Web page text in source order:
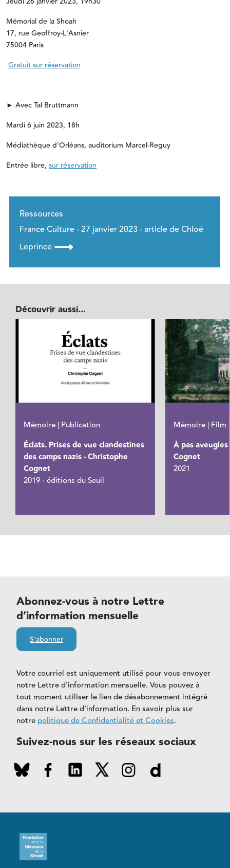
Mémorial de la Shoah
17, rue Geoffroy-L'Asnier
75004 Paris
Gratuit sur réservation
► Avec Tal Bruttmann
Mardi 6 juin 2023, 18h
Médiathèque d'Orléans, auditorium Marcel-Reguy
Entrée libre, sur réservation
Ressources
France Culture - 27 janvier 2023 - article de Chloé
Leprince ⟶
Découvrir aussi...
Mémoire | Publication
Éclats. Prises de vue clandestines
des camps nazis - Christophe
Cognet
2019 - éditions du Seuil
Mémoire | Film
À pas
Cognet
2021
Abonnez-vous à notre Lettre
d’information mensuelle
S'abonner
Votre courriel est uniquement utilisé pour vous envoyer
notre Lettre d'information mensuelle. Vous pouvez à
tout moment utiliser le lien de désabonnement intégré
dans notre Lettre d'information. En savoir plus sur
notre politique de Confidentialité et Cookies.
Suivez-nous sur les réseaux sociaux